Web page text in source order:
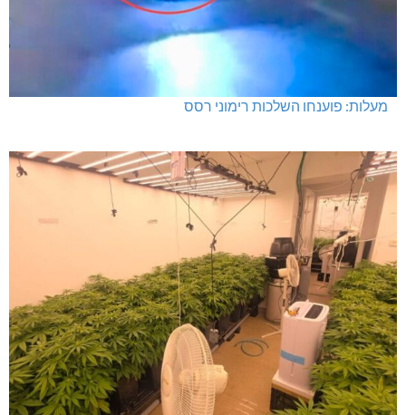
מעלות: פוענחו השלכות רימוני רסס